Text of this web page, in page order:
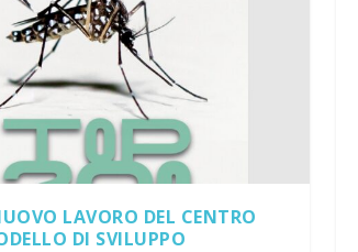
LAVORO DEL CENTRO
DI SVILUPPO